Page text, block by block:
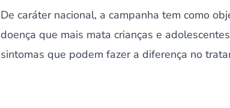
De caráter nacional, a campanha tem como
doença que mais mata crianças e
sintomas que podem fazer a diferença no